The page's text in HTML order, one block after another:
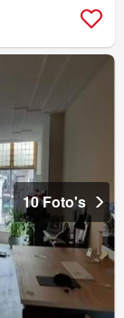
10 Foto's